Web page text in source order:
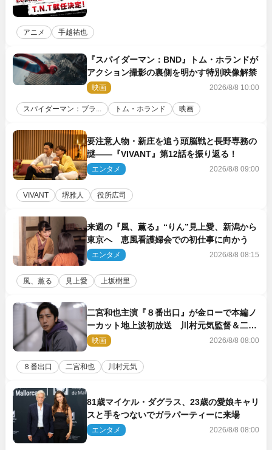
アニメ 手越祐也
『スパイダーマン：BND』トム・ホランドが
アクション撮影の裏側を明かす特別映像解禁
映画 2026/8/8 10:00
スパイダーマン：ブラ... トム・ホランド 映画
要注意人物・新庄を追う頭脳戦と長野専務の
謎――『VIVANT』第12話を振り返る！
エンタメ 2026/8/8 09:00
VIVANT 堺雅人 役所広司
来週の『風、薫る』“りん”見上愛、新潟から
東京へ 恵風看護婦会での初仕事に向かう
エンタメ 2026/8/8 08:15
風、薫る 見上愛 上坂樹里
二宮和也主演『８番出口』が金ローで本編ノ
ーカット地上波初放送 川村元気監督＆二宮
コメント到着
映画 2026/8/8 08:00
８番出口 二宮和也 川村元気
81歳マイケル・ダグラス、23歳の愛娘キャリ
スと手をつないでガラパーティーに来場
エンタメ 2026/8/8 08:00